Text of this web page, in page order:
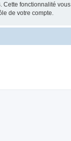
Cette fonctionnalité
de votre compte.